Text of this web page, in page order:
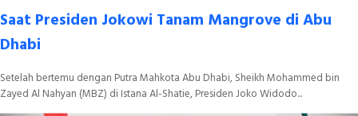
Saat Presiden Jokowi Tanam Mangrove di Abu
Dhabi
Setelah bertemu dengan Putra Mahkota Abu Dhabi, Sheikh Mohammed bin
Zayed Al Nahyan (MBZ) di Istana Al-Shatie, Presiden Joko Widodo...